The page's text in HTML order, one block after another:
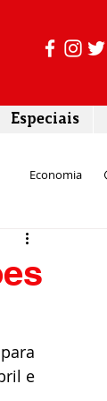
Especiais
Economia
e